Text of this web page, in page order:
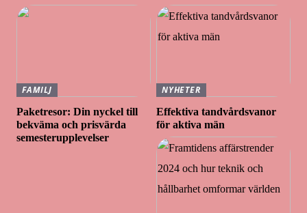
FAMILJ
Paketresor: Din nyckel till
bekväma och prisvärda
semesterupplevelser
NYHETER
Effektiva tandvårdsvanor
för aktiva män